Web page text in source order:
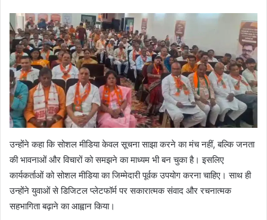
उन्होंने कहा कि सोशल मीडिया केवल सूचना साझा करने का मंच नहीं, बल्कि जनता
की भावनाओं और विचारों को समझने का माध्यम भी बन चुका है। इसलिए
कार्यकर्ताओं को सोशल मीडिया का जिम्मेदारी पूर्वक उपयोग करना चाहिए। साथ ही
उन्होंने युवाओं से डिजिटल प्लेटफॉर्म पर सकारात्मक संवाद और रचनात्मक
सहभागिता बढ़ाने का आह्वान किया।